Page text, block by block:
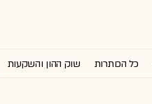
כל הכותרות שוק ההון והשקעות